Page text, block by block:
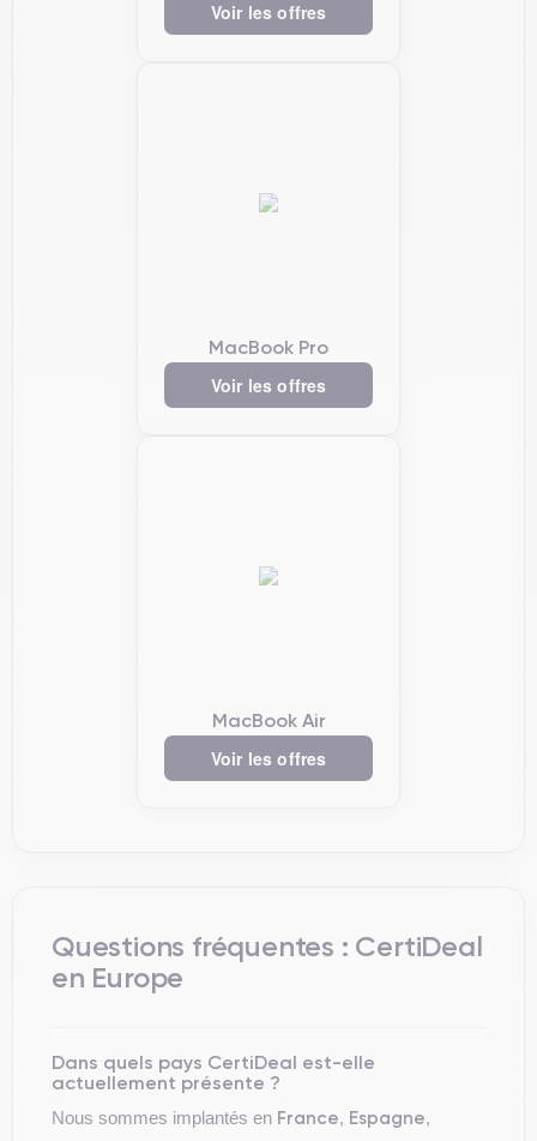
Voir les offres
MacBook Pro
Voir les offres
MacBook Air
Voir les offres
Questions fréquentes : CertiDeal
en Europe
Dans quels pays CertiDeal est-elle
actuellement présente ?
Nous sommes implantés en France, Espagne,